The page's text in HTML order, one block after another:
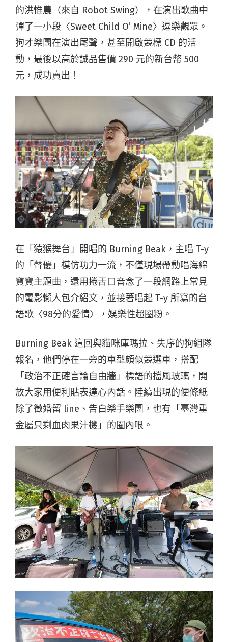
的洪惟農（來自 Robot Swing），在演出歌曲中
彈了一小段〈Sweet Child O’ Mine〉逗樂觀眾。
狗才樂團在演出尾聲，甚至開啟競標 CD 的活
動，最後以高於誠品售價 290 元的新台幣 500
元，成功賣出！
在「猿猴舞台」開唱的 Burning Beak，主唱 T-y
的「聲優」模仿功力一流，不僅現場帶動唱海綿
寶寶主題曲，還用捲舌口音念了一段網路上常見
的電影懶人包介紹文，並接著唱起 T-y 所寫的台
語歌〈98分的愛情〉，娛樂性超圈粉。
Burning Beak 這回與貓咪庫瑪拉、失序的狗組隊
報名，他們停在一旁的車型頗似競選車，搭配
「政治不正確言論自由牆」標語的擋風玻璃，開
放大家用便利貼表達心內話。陸續出現的便條紙
除了徵婚留 line、告白樂手樂團，也有「臺灣重
金屬只剩血肉果汁機」的圈內哏。